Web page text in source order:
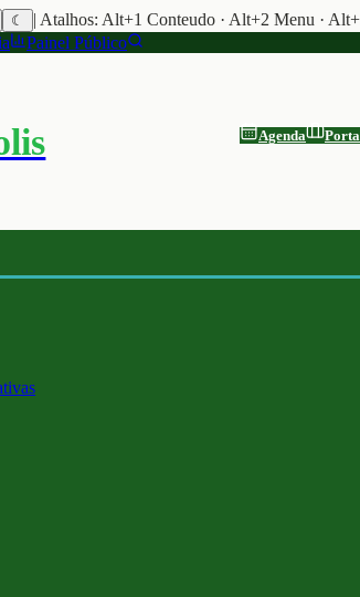
☾
| Atalhos: Alt+1 Conteudo · Alt+2 Menu ·
Painel Público
Agenda